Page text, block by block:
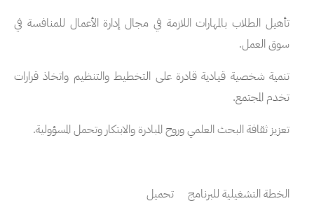
تأهيل الطلاب بالمهارات اللازمة في مجال إدارة الأعمال للمنافسة في
سوق العمل.
تنمية شخصية قيادية قادرة على التخطيط والتنظيم واتخاذ قرارات
تخدم المجتمع.
تعزيز ثقافة البحث العلمي وروح المبادرة والابتكار وتحمل المسؤولية.
الخطة التشغيلية للبرنامج تحميل